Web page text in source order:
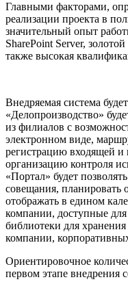
Главными факторами,
реализации проекта в
значительный опыт
SharePoint Server,
также высокая
Внедряемая система
«Делопроизводство»
из филиалов с
электронном виде,
регистрацию входящей
организацию контроля
«Портал» будет
совещания,
отображать в едином
компании, доступные для
библиотеки для
компании,
Ориентировочное
первом этапе внедрения